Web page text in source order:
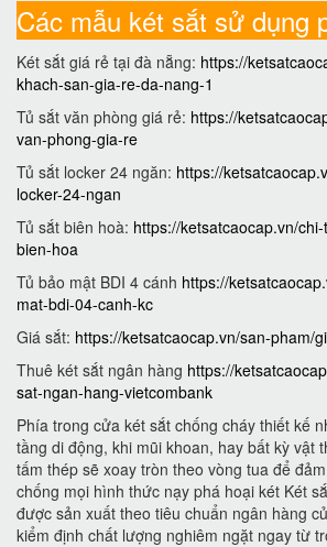
Các mẫu két sắt sử dụng
Két sắt giá rẻ tại đà nẵng: https://
khach-san-gia-re-da-nang-1
Tủ sắt văn phòng giá rẻ: https://
van-phong-gia-re
Tủ sắt locker 24 ngăn: https://
locker-24-ngan
Tủ sắt biên hoà: https://ketsatcaocap.vn/
bien-hoa
Tủ bảo mật BDI 4 cánh https://
mat-bdi-04-canh-kc
Giá sắt: https://ketsatcaocap.vn/san-pham/
Thuê két sắt ngân hàng https://
sat-ngan-hang-vietcombank
Phía trong cửa két sắt chống cháy thiết kế
tầng di động, khi mũi khoan, hay bất kỳ vật
tấm thép sẽ xoay tròn theo vòng tua để
chống mọi hình thức nạy phá hoại két Két
được sản xuất theo tiêu chuẩn ngân hàng
kiểm định chất lượng nghiêm ngặt ngay từ